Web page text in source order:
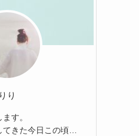
りり
す。
きた今日この頃…